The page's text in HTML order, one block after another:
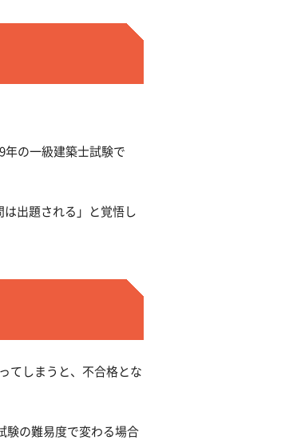
の一級建築士試験で
出題される」と覚悟し
てしまうと、不合格とな
験の難易度で変わる場合